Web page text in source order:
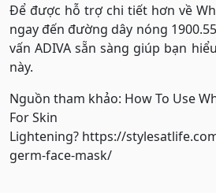
Để được hỗ trợ chi tiết hơn về
ngay đến đường dây nóng
vấn ADIVA sẵn sàng giúp bạn
này.
Nguồn tham khảo: How To Use
For Skin
Lightening? https://
germ-face-mask/